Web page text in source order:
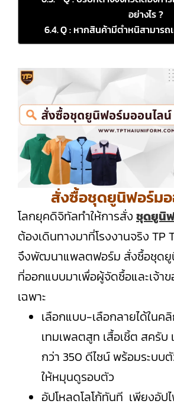
อย่างไร ?
Q : หากสินค้ามีตำหนิสามารถ
สั่งซื้อชุดยูนิฟอร์ม
โลกยุคดิจิทัลทำให้การสั่ง ชุดยูนิ
ต้องเดินทางมาที่โรงงานจริง TP
จึงพัฒนาแพลตฟอร์ม สั่งซื้อชุดยู
ที่ออกแบบมาเพื่อผู้จัดซื้อและเจ้า
เฉพาะ
เลือกแบบ-เลือกลายได้ในค
เทมเพลตสูท เสื้อเชิ้ต สครับ
กว่า 350 ดีไซน์ พร้อมระบบ
ให้หมุนดูรอบตัว
อัปโหลดโลโก้ทันที เพียงอัป